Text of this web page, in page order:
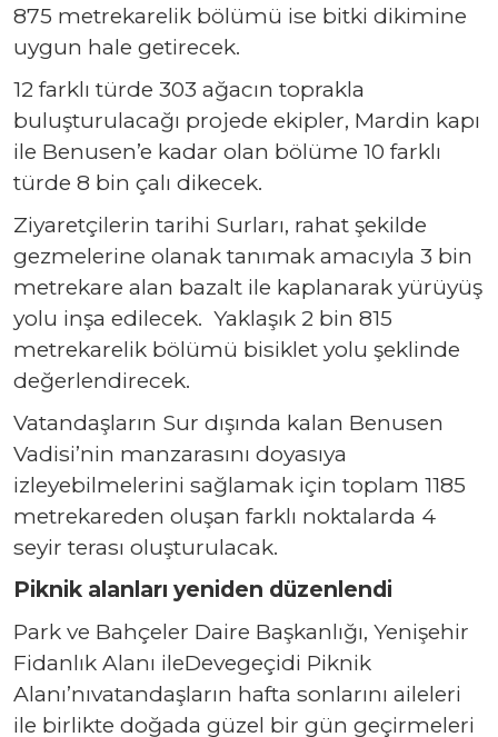
875 metrekarelik bölümü ise bitki dikimine
uygun hale getirecek.
12 farklı türde 303 ağacın toprakla
buluşturulacağı projede ekipler, Mardin kapı
ile Benusen’e kadar olan bölüme 10 farklı
türde 8 bin çalı dikecek.
Ziyaretçilerin tarihi Surları, rahat şekilde
gezmelerine olanak tanımak amacıyla 3 bin
metrekare alan bazalt ile kaplanarak yürüyüş
yolu inşa edilecek. Yaklaşık 2 bin 815
metrekarelik bölümü bisiklet yolu şeklinde
değerlendirecek.
Vatandaşların Sur dışında kalan Benusen
Vadisi’nin manzarasını doyasıya
izleyebilmelerini sağlamak için toplam 1185
metrekareden oluşan farklı noktalarda 4
seyir terası oluşturulacak.
Piknik alanları yeniden düzenlendi
Park ve Bahçeler Daire Başkanlığı, Yenişehir
Fidanlık Alanı ileDevegeçidi Piknik
Alanı’nıvatandaşların hafta sonlarını aileleri
ile birlikte doğada güzel bir gün geçirmeleri